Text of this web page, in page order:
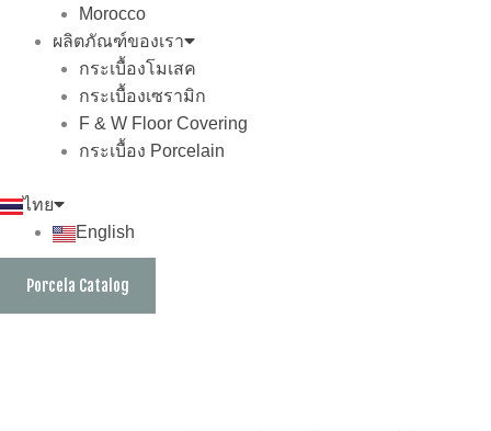
Morocco
ผลิตภัณฑ์ของเรา
กระเบื้องโมเสค
กระเบื้องเซรามิก
F & W Floor Covering
กระเบื้อง Porcelain
ไทย
English
Porcela Catalog